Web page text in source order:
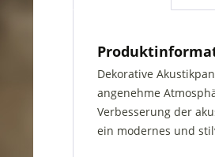
Dekorative
angenehme
Verbesserung der
ein modernes und